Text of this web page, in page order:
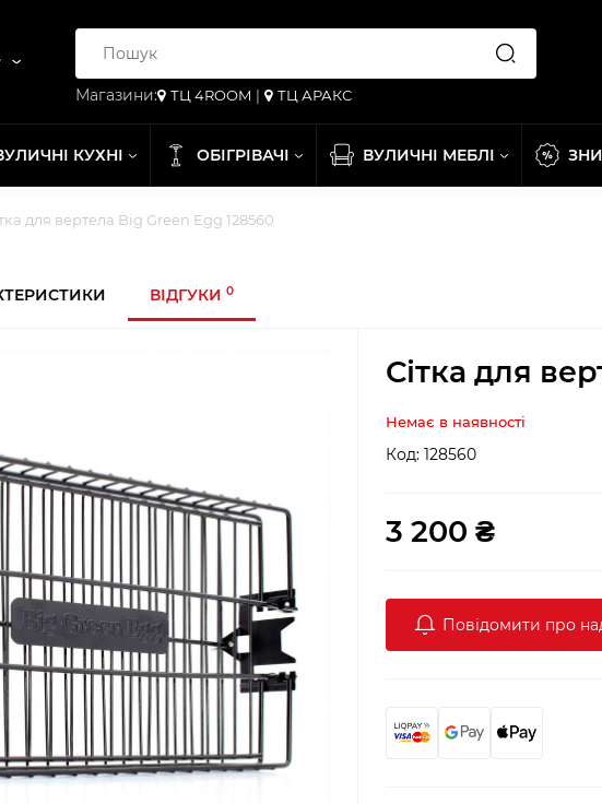
Магазини:
ТЦ 4ROOM | ТЦ АРАКС
КУХНІ ОБІГРІВАЧІ ВУЛИЧНІ МЕБЛІ
для вертела Big Green Egg 128560
ВІДГУКИ 0
Сітка для
Немає в наявності
Код: 128560
3 200 ₴
Повідомити про